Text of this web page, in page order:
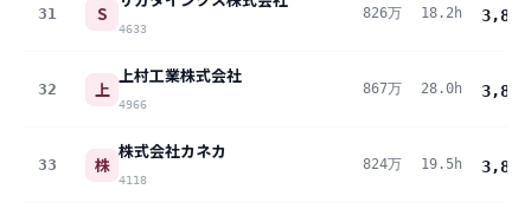
31 S
4633
826万 18.2h 3,862
32 上
上村工業株式会社
4966
867万 28.0h 3,844
33 株
株式会社カネカ
4118
824万 19.5h 3,827